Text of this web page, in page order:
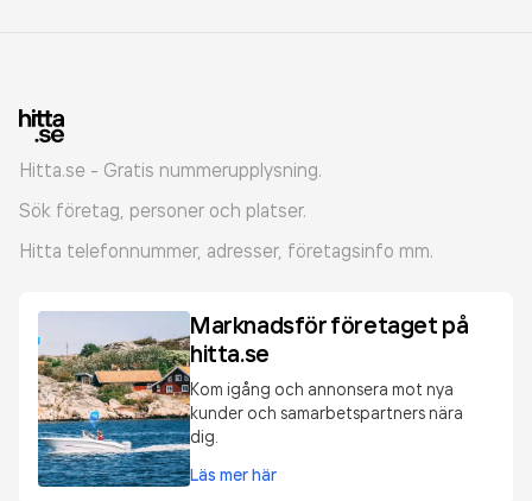
Hitta.se - Gratis nummerupplysning.
Sök företag, personer och platser.
Hitta telefonnummer, adresser, företagsinfo mm.
Marknadsför företaget på
hitta.se
Kom igång och annonsera mot nya
kunder och samarbetspartners nära
dig.
Läs mer här